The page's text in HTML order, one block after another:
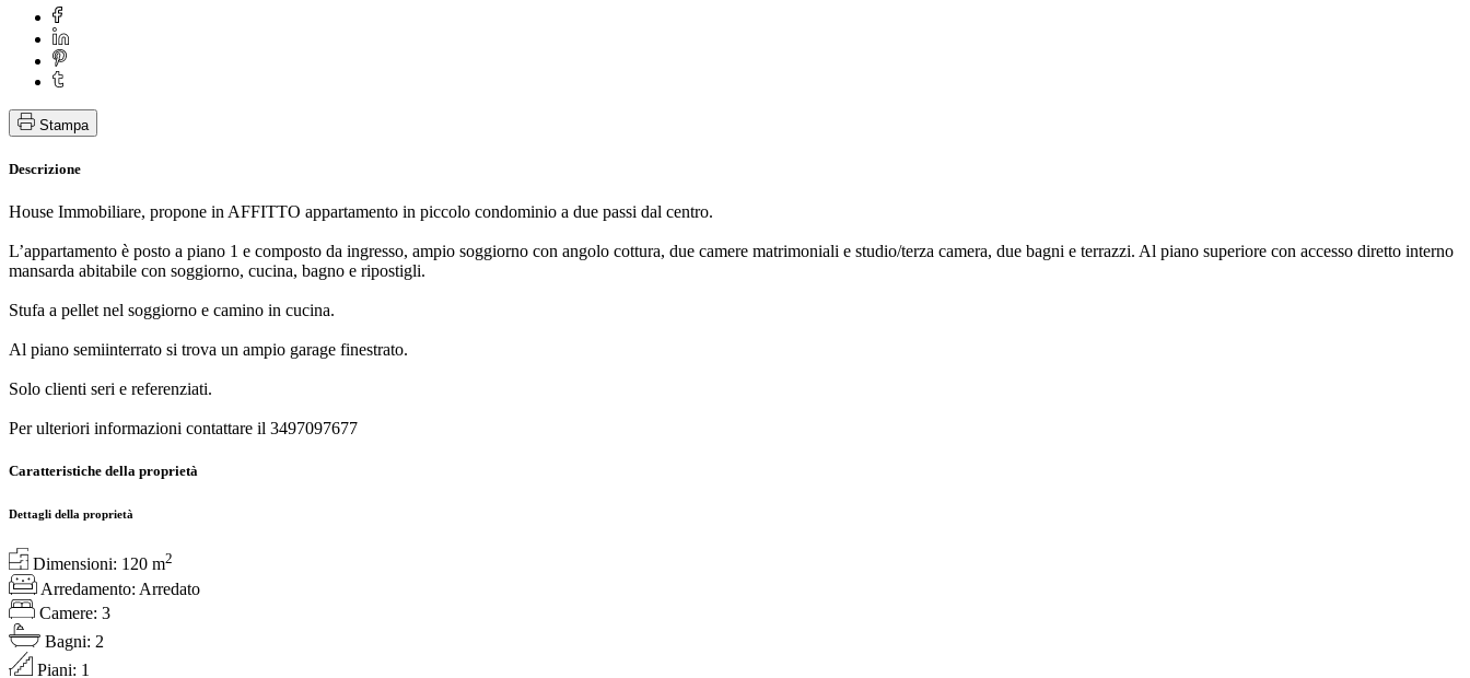
Stampa
Descrizione
House Immobiliare, propone in AFFITTO appartamento in piccolo condominio a due passi dal centro.
L’appartamento è posto a piano 1 e composto da ingresso, ampio soggiorno con angolo cottura, due camere matrimoniali e studio/terza camera, due bagni e terrazzi. Al piano superiore con accesso diretto interno
mansarda abitabile con soggiorno, cucina, bagno e ripostigli.
Stufa a pellet nel soggiorno e camino in cucina.
Al piano semiinterrato si trova un ampio garage finestrato.
Solo clienti seri e referenziati.
Per ulteriori informazioni contattare il 3497097677
Caratteristiche della proprietà
Dettagli della proprietà
Dimensioni: 120m2
Arredamento: Arredato
Camere:3
Bagni: 2
Piani: 1